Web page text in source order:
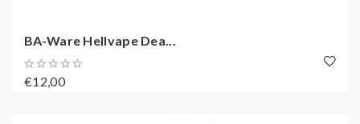
BA-Ware Hellvape Dea...
€12,00